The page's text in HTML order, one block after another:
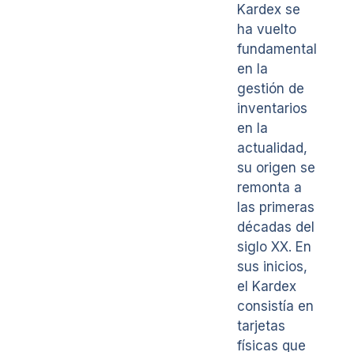
Kardex se
ha vuelto
fundamental
en la
gestión de
inventarios
en la
actualidad,
su origen se
remonta a
las primeras
décadas del
siglo XX. En
sus inicios,
el Kardex
consistía en
tarjetas
físicas que